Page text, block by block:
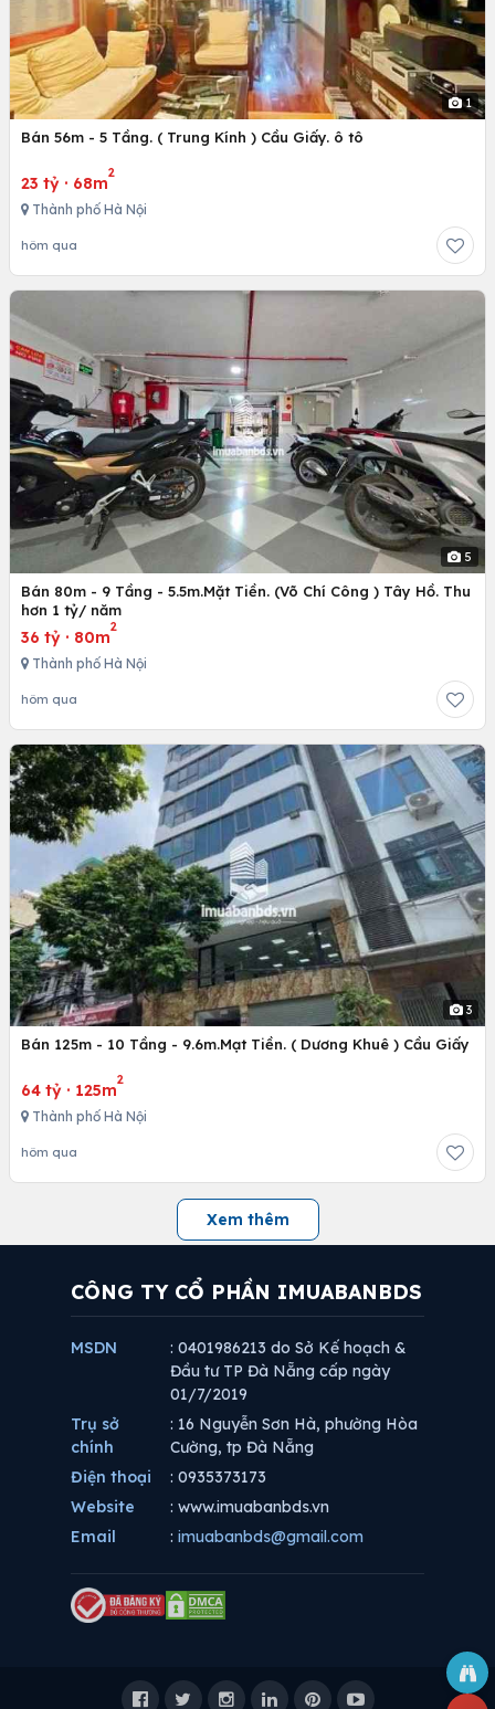
1
Bán 56m - 5 Tầng. ( Trung Kính ) Cầu Giấy. ô tô
23 tỷ · 68m
2
Thành phố Hà Nội
hôm qua
5
Bán 80m - 9 Tầng - 5.5m.Mặt Tiền. (Võ Chí Công ) Tây Hồ. Thu
hơn 1 tỷ/ năm
36 tỷ · 80m
2
Thành phố Hà Nội
hôm qua
3
Bán 125m - 10 Tầng - 9.6m.Mạt Tiền. ( Dương Khuê ) Cầu Giấy
64 tỷ · 125m
2
Thành phố Hà Nội
hôm qua
Xem thêm
CÔNG TY CỔ PHẦN IMUABANBDS
MSDN
: 0401986213 do Sở Kế hoạch &
Đầu tư TP Đà Nẵng cấp ngày
01/7/2019
Trụ sở
chính
: 16 Nguyễn Sơn Hà, phường Hòa
Cường, tp Đà Nẵng
Điện thoại
: 0935373173
Website
: www.imuabanbds.vn
Email
: imuabanbds@gmail.com